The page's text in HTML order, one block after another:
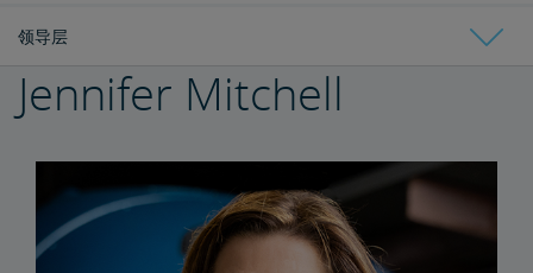
领导层
Amtrak简介
国家经济影响宣传册
各州概况介绍
利益相关方常见问答
董事会
Ronald Batory
David Capozzi
陈仁宜博士
Elaine Clegg
Anthony Coscia
Robert A. Gleason
Christopher Koos
Joel Szabat
领导层
Jennifer Mitchell